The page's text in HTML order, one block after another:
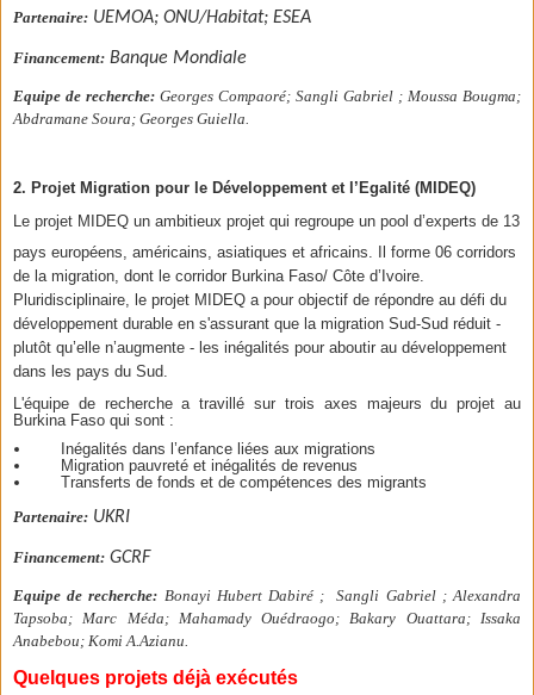
Partenaire: UEMOA; ONU/Habitat; ESEA
Financement: Banque Mondiale
Equipe de recherche: Georges Compaoré; Sangli Gabriel ; Moussa Bougma;
Abdramane Soura; Georges Guiella.
2. Projet Migration pour le Développement et l’Egalité (MIDEQ)
Le projet MIDEQ un ambitieux projet qui regroupe un pool d’experts de 13
pays européens, américains, asiatiques et africains. Il forme 06 corridors
de la migration, dont le corridor Burkina Faso/ Côte d’Ivoire.
Pluridisciplinaire, le projet MIDEQ a pour objectif de répondre au défi du
développement durable en s'assurant que la migration Sud-Sud réduit -
plutôt qu’elle n’augmente - les inégalités pour aboutir au développement
dans les pays du Sud.
L'équipe de recherche a travillé sur trois axes majeurs du projet au
Burkina Faso qui sont :
Inégalités dans l’enfance liées aux migrations
Migration pauvreté et inégalités de revenus
Transferts de fonds et de compétences des migrants
Partenaire: UKRI
Financement: GCRF
Equipe de recherche: Bonayi Hubert Dabiré ; Sangli Gabriel ; Alexandra
Tapsoba; Marc Méda; Mahamady Ouédraogo; Bakary Ouattara; Issaka
Anabebou; Komi A.Azianu.
Quelques projets déjà exécutés